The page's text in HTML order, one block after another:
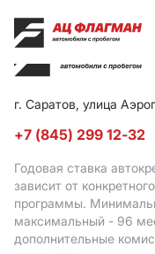
г. Саратов, улица
+7 (845) 299 12-32
Годовая ставка
зависит от
программы.
максимальный - 96
дополнительные